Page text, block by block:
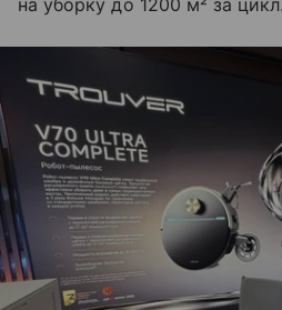
на уборку до 1200 м² за цикл.